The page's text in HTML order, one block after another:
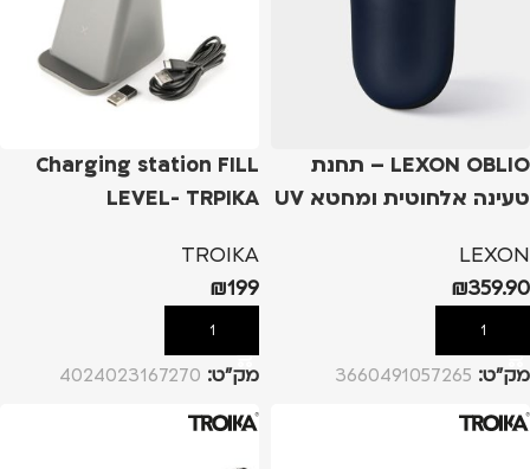
LEXON OBLIO – תחנת
טעינה אלחוטית ומחטא UV
LEXON
₪359.90
הוספה לסל
מק”ט: 3660491057265
Charging station FILL
LEVEL- TRPIKA
TROIKA
₪199
הוספה לסל
מק”ט: 4024023167270